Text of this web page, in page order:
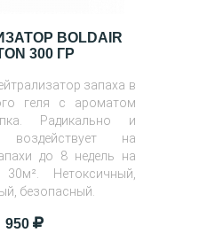
BOLDAIR
300 ГР
запаха в
геля с ароматом
Радикально и
воздействует на
до 8 недель на
Нетоксичный,
безопасный.
950